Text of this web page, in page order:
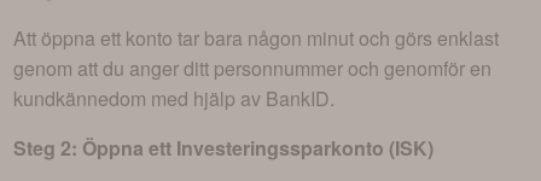
Att öppna ett konto tar bara någon minut och görs enklast
genom att du anger ditt personnummer och genomför en
kundkännedom med hjälp av BankID.
Steg 2: Öppna ett Investeringssparkonto (ISK)